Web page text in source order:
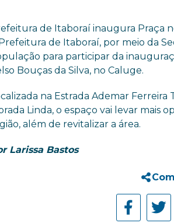
de Itaboraí inaugura Praça
de Itaboraí, por meio da
para participar da
Bouças da Silva, no Caluge.
na Estrada Ademar Ferreira
Linda, o espaço vai levar mais
além de revitalizar a área.
Larissa Bastos